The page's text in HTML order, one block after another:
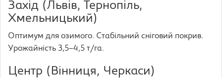
Захід (Львів, Тернопіль,
Хмельницький)
Оптимум для озимого. Стабільний сніговий покрив.
Урожайність 3,5–4,5 т/га.
Центр (Вінниця, Черкаси)